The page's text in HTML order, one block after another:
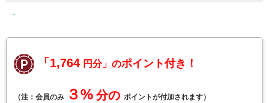
-
「1,764 円分」のポイント付き！
（注： 会員のみ ３% 分の ポイントが付加されます）